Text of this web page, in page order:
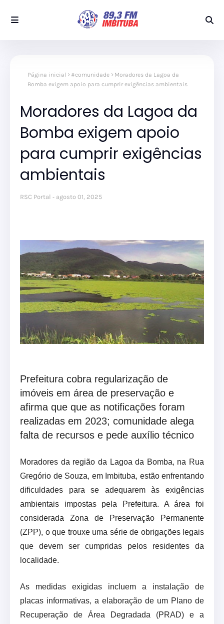
Página inicial #comunidade
Moradores da Lagoa da
Bomba exigem apoio para cumprir exigências ambientais
Moradores da Lagoa da
Bomba exigem apoio
para cumprir exigências
ambientais
RSC Portal agosto 01, 2025
Prefeitura cobra regularização de
imóveis em área de preservação e
afirma que que as notificações foram
realizadas em 2023; comunidade alega
falta de recursos e pede auxílio técnico
Moradores da região da Lagoa da Bomba, na Rua
Gregório de Souza, em Imbituba, estão enfrentando
dificuldades para se adequarem às exigências
ambientais impostas pela Prefeitura. A área foi
considerada Zona de Preservação Permanente
(ZPP), o que trouxe uma série de obrigações legais
que devem ser cumpridas pelos residentes da
localidade.
As medidas exigidas incluem a instalação de
placas informativas, a elaboração de um Plano de
Recuperação de Área Degradada (PRAD) e a